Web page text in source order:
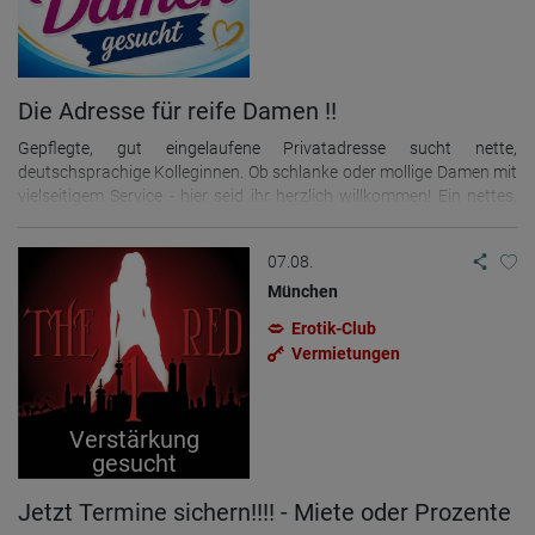
Mail unter fkk-fantasy@gmx.de oder rufe uns an: +49 89 57909040
oder per WhatsApp: +49 17613235134
Die Adresse für reife Damen !!
Gepflegte, gut eingelaufene Privatadresse sucht nette,
deutschsprachige Kolleginnen. Ob schlanke oder mollige Damen mit
vielseitigem Service - hier seid ihr herzlich willkommen! Ein nettes,
Verstärkung
gesucht
07.08.
München
Erotik-Club
Vermietungen
Jetzt Termine sichern!!!! - Miete oder Prozente